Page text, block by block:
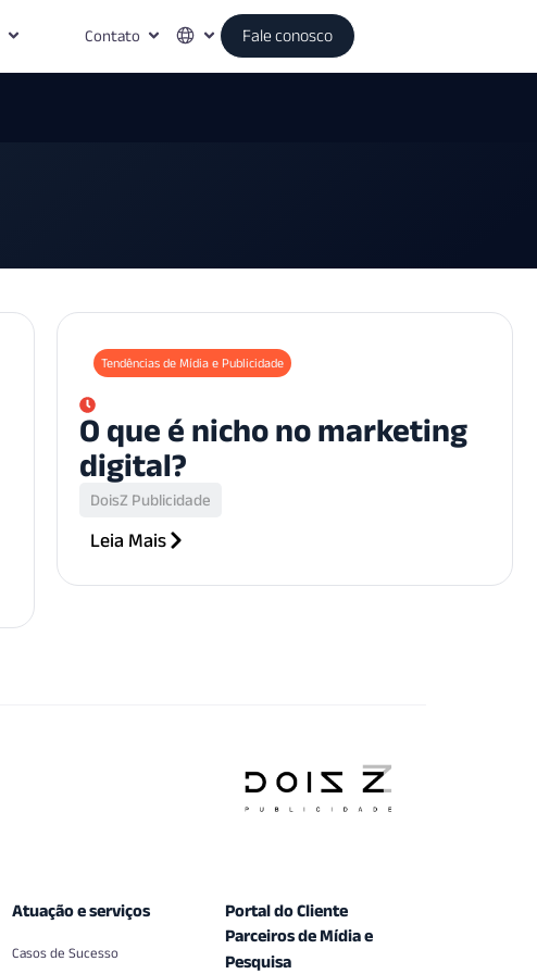
Contato Fale conosco
Tendências de Mídia e Publicidade
O que é nicho no marketing
digital?
DoisZ Publicidade
Leia Mais
Atuação e serviços
Casos de Sucesso
Portal do Cliente
Parceiros de Mídia e
Pesquisa